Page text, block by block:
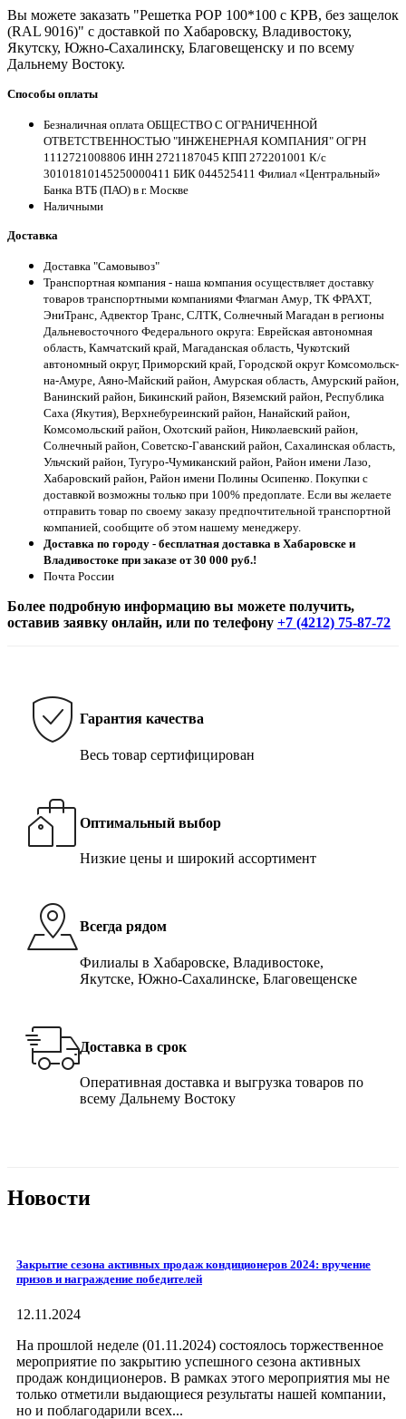
Вы можете заказать "Решетка РОР 100*100 с КРВ, без защелок
(RAL 9016)" с доставкой по Хабаровску, Владивостоку,
Якутску, Южно-Сахалинску, Благовещенску и по всему
Дальнему Востоку.
Способы оплаты
Безналичная оплата ОБЩЕСТВО С ОГРАНИЧЕННОЙ
ОТВЕТСТВЕННОСТЬЮ "ИНЖЕНЕРНАЯ КОМПАНИЯ" ОГРН
1112721008806 ИНН 2721187045 КПП 272201001 К/с
30101810145250000411 БИК 044525411 Филиал «Центральный»
Банка ВТБ (ПАО) в г. Москве
Наличными
Доставка
Доставка "Самовывоз"
Транспортная компания - наша компания осуществляет доставку
товаров транспортными компаниями Флагман Амур, ТК ФРАХТ,
ЭниТранс, Адвектор Транс, СЛТК, Солнечный Магадан в регионы
Дальневосточного Федерального округа: Еврейская автономная
область, Камчатский край, Магаданская область, Чукотский
автономный округ, Приморский край, Городской округ Комсомольск-
на-Амуре, Аяно-Майский район, Амурская область, Амурский район,
Ванинский район, Бикинский район, Вяземский район, Республика
Саха (Якутия), Верхнебуреинский район, Нанайский район,
Комсомольский район, Охотский район, Николаевский район,
Солнечный район, Советско-Гаванский район, Сахалинская область,
Ульчский район, Тугуро-Чумиканский район, Район имени Лазо,
Хабаровский район, Район имени Полины Осипенко. Покупки с
доставкой возможны только при 100% предоплате. Если вы желаете
отправить товар по своему заказу предпочтительной транспортной
компанией, сообщите об этом нашему менеджеру.
Доставка по городу - бесплатная доставка в Хабаровске и
Владивостоке при заказе от 30 000 руб.!
Почта России
Более подробную информацию вы можете получить,
оставив заявку онлайн, или по телефону +7 (4212) 75-87-72
Гарантия качества
Весь товар сертифицирован
Оптимальный выбор
Низкие цены и широкий ассортимент
Всегда рядом
Филиалы в Хабаровске, Владивостоке,
Якутске, Южно-Сахалинске, Благовещенске
Доставка в срок
Оперативная доставка и выгрузка товаров по
всему Дальнему Востоку
Новости
Закрытие сезона активных продаж кондиционеров 2024: вручение
призов и награждение победителей
12.11.2024
На прошлой неделе (01.11.2024) состоялось торжественное
мероприятие по закрытию успешного сезона активных
продаж кондиционеров. В рамках этого мероприятия мы не
только отметили выдающиеся результаты нашей компании,
но и поблагодарили всех...